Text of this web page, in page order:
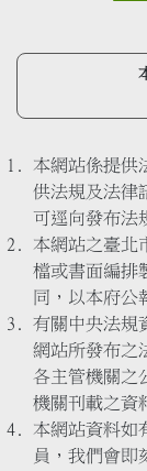
本網站係提供
供法規及法律
可逕向發布法
本網站之臺北
檔或書面編排
同，以本府公
有關中央法規
網站所發布之
各主管機關之
機關刊載之資
本網站資料如
員，我們會即